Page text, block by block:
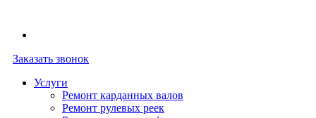
Заказать звонок
Услуги
Ремонт карданных валов
Ремонт рулевых реек